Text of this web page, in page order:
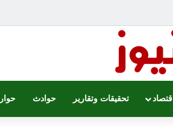
اقتصاد تحقيقات وتقارير حوادث